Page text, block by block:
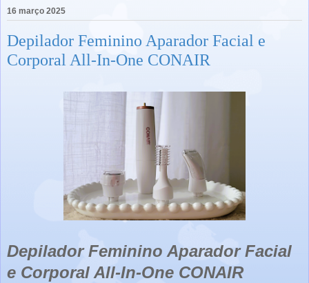
16 março 2025
Depilador Feminino Aparador Facial e
Corporal All-In-One CONAIR
Depilador Feminino Aparador Facial
e Corporal All-In-One CONAIR